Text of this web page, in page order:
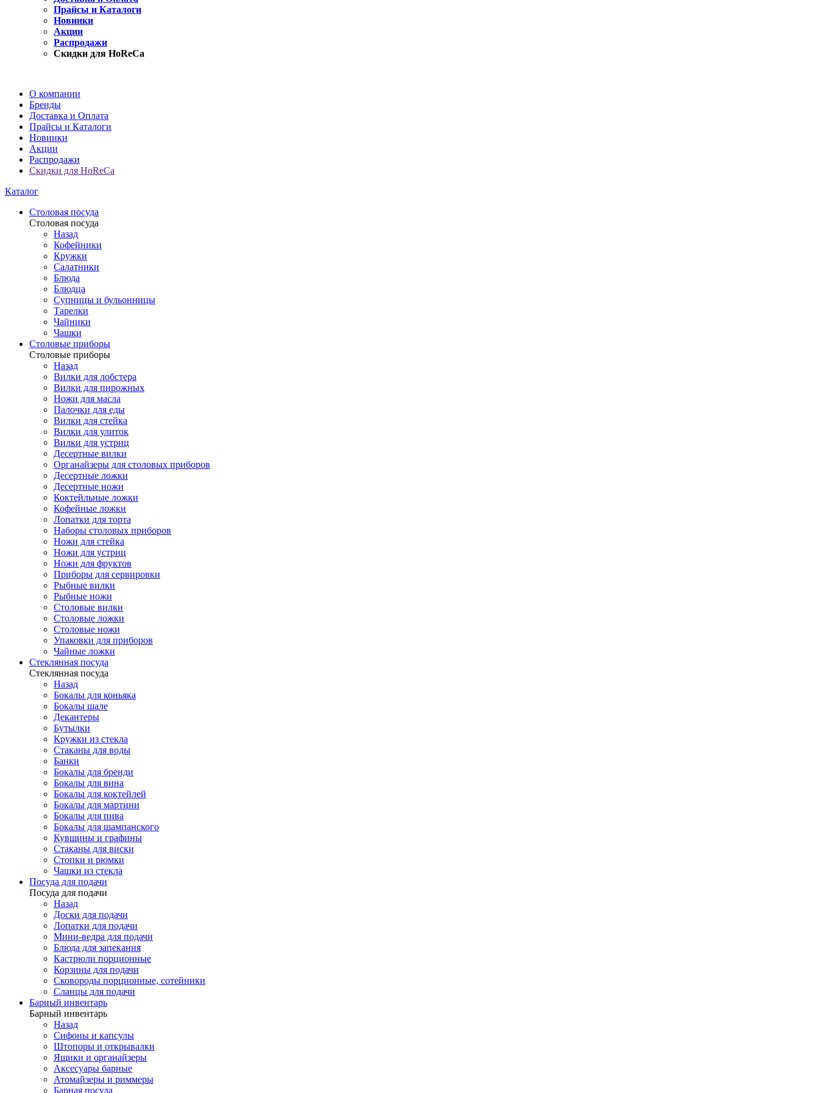
Прайсы и Каталоги
Новинки
Акции
Распродажи
Скидки для HoReCa
О компании
Бренды
Доставка и Оплата
Прайсы и Каталоги
Новинки
Акции
Распродажи
Скидки для HoReCa
Каталог
Столовая посуда
Столовая посуда
Назад
Кофейники
Кружки
Салатники
Блюда
Блюдца
Супницы и бульонницы
Тарелки
Чайники
Чашки
Cтоловые приборы
Cтоловые приборы
Назад
Вилки для лобстера
Вилки для пирожных
Ножи для масла
Палочки для еды
Вилки для стейка
Вилки для улиток
Вилки для устриц
Десертные вилки
Органайзеры для столовых приборов
Десертные ложки
Десертные ножи
Коктейльные ложки
Кофейные ложки
Лопатки для торта
Наборы столовых приборов
Ножи для стейка
Ножи для устриц
Ножи для фруктов
Приборы для сервировки
Рыбные вилки
Рыбные ножи
Столовые вилки
Столовые ложки
Столовые ножи
Упаковки для приборов
Чайные ложки
Стеклянная посуда
Стеклянная посуда
Назад
Бокалы для коньяка
Бокалы шале
Декантеры
Бутылки
Кружки из стекла
Стаканы для воды
Банки
Бокалы для бренди
Бокалы для вина
Бокалы для коктейлей
Бокалы для мартини
Бокалы для пива
Бокалы для шампанского
Кувшины и графины
Стаканы для виски
Стопки и рюмки
Чашки из стекла
Посуда для подачи
Посуда для подачи
Назад
Доски для подачи
Лопатки для подачи
Мини-ведра для подачи
Блюда для запекания
Кастрюли порционные
Корзины для подачи
Сковороды порционные, сотейники
Сланцы для подачи
Барный инвентарь
Барный инвентарь
Назад
Сифоны и капсулы
Штопоры и открывалки
Ящики и органайзеры
Аксесуары барные
Атомайзеры и риммеры
Барная посуда